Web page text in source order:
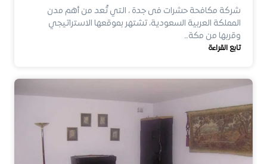
شركة مكافحة حشرات فى جدة ، التي تُعد من أهم مدن
المملكة العربية السعودية، تشتهر بموقعها الاستراتيجي
وقربها من مكة…
تابع القراءة